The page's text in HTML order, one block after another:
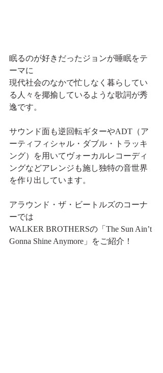
眠るのが好きだったジョンが睡眠をテ
ーマに
現代社会のなかで忙しなく暮らしてい
る人々を揶揄しているような歌詞が秀
逸です。
サウンド面も逆回転ギターやADT（ア
ーティフィシャル・ダブル・トラッキ
ング）を用いてヴォーカルレコーディ
ングなどアレンジも施し独特の音世界
を作り出しています。
アラウンド・ザ・ビートルズのコーナ
ーでは
WALKER BROTHERSの「The Sun Ain’t
Gonna Shine Anymore」をご紹介！